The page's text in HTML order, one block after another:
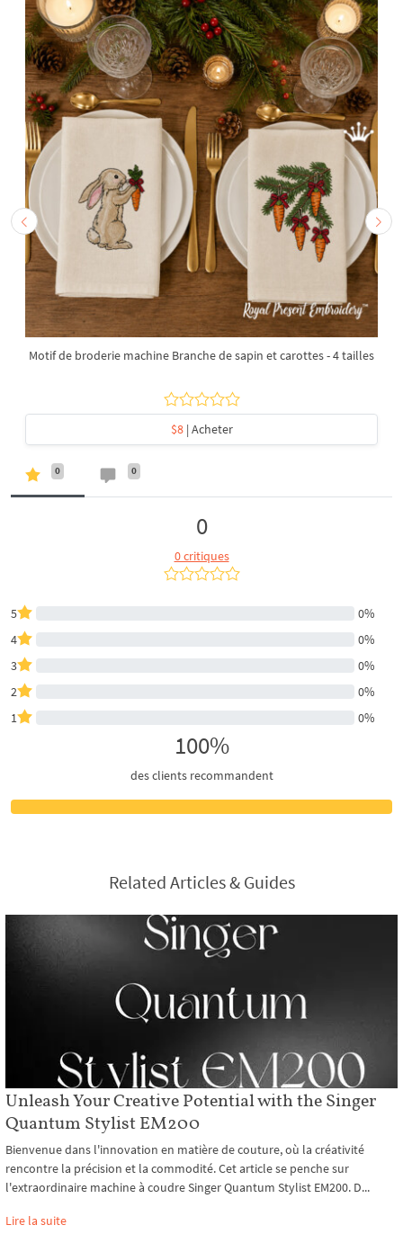
Motif de broderie machine Branche de sapin et carottes - 4 tailles
$8| Acheter
0 0
0
0 critiques
5
0%
4
0%
3
0%
2
0%
1
0%
100%
des clients recommandent
Related Articles & Guides
Unleash Your Creative Potential with the Singer
Quantum Stylist EM200
Bienvenue dans l'innovation en matière de couture, où la créativité
rencontre la précision et la commodité. Cet article se penche sur
l'extraordinaire machine à coudre Singer Quantum Stylist EM200. D...
Lire la suite